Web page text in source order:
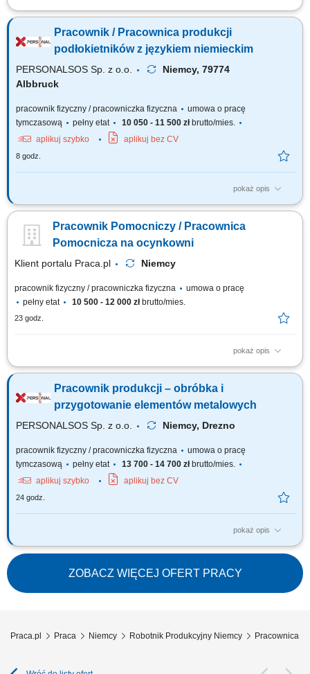
Opis zadań: Obsługa linii produkcyjnej wyrobów z czekolady; Pakowanie
wsparcie bieżących prac na hali;
Pracownik / Pracownica produkcji
podłokietników z językiem niemieckim
PERSONALSOS Sp. z o.o.
Niemcy, 79774
Albbruck
pracownik fizyczny / pracowniczka fizyczna
umowa o pracę
tymczasową
pełny etat 10 050 - 11 500 złbrutto/mies.
aplikuj szybko
aplikuj bez CV
8 godz.
pokaż opis
Zadania: Praca przy produkcji elementów z pianki poliuretanowej W
wprowadzanie pianki do formy; wyjmowanie gotowych elementów z form;
napełnianie form pianką; kontrola koloru oraz jakości wyrobu
Pracownik Pomocniczy / Pracownica
Pomocnicza na ocynkowni
Klient portalu Praca.pl Niemcy
pracownik fizyczny / pracowniczka fizyczna
umowa o pracę
pełny etat
10 500 - 12 000 złbrutto/mies.
23 godz.
pokaż opis
Zawieszanie oraz ściąganie różnorodnych elementów metalowych przy
tym szlifowania oraz polerowania powierzchni. Realizacja innych
bieżących zadań pomocniczych na terenie zakładu w zależności od
Pracownik produkcji – obróbka i
przygotowanie elementów metalowych
PERSONALSOS Sp. z o.o. Niemcy, Drezno
pracownik fizyczny / pracowniczka fizyczna
umowa o pracę
tymczasową
pełny etat 13 700 - 14 700 złbrutto/mies.
aplikuj szybko
aplikuj bez CV
24 godz.
pokaż opis
Opis stanowiska: przygotowywanie elementów metalowych do procesu
obróbki powierzchniowej, nakładanie powłok ochronnych na elementy
metalowe zgodnie z obowiązującymi standardami, szlifowanie
elementów przy użyciu szlifierki kątowej, zawieszanie elementów
metalowych na hakach transportowych,...
ZOBACZ WIĘCEJ OFERT PRACY
Praca.pl Praca Niemcy Robotnik Produkcyjny Niemcy Pracownica /